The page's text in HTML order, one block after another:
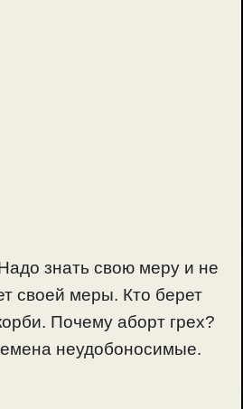
знать свою меру и не
своей меры. Кто берет
Почему аборт грех?
неудобоносимые.